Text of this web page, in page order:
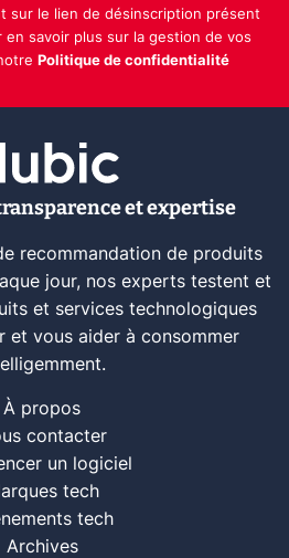
sur le lien de désinscription présent
en savoir plus sur la gestion de vos
Politique de confidentialité
et expertise
recommandation de produits
jour, nos experts testent et
et services technologiques
et vous aider à consommer
À propos
contacter
un logiciel
tech
tech
Archives